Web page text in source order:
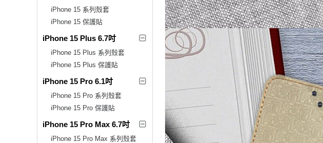
iPhone 15 系列殼套
iPhone 15 保護貼
iPhone 15 Plus 6.7吋
iPhone 15 Plus 系列殼套
iPhone 15 Plus 保護貼
iPhone 15 Pro 6.1吋
iPhone 15 Pro 系列殼套
iPhone 15 Pro 保護貼
iPhone 15 Pro Max 6.7吋
iPhone 15 Pro Max 系列殼套